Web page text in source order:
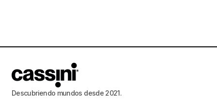
Descubriendo mundos desde 2021.